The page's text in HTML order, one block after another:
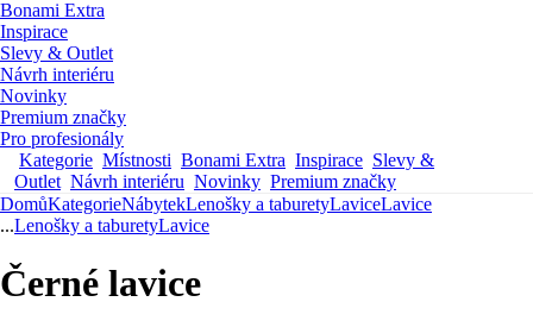
Bonami Extra
Inspirace
Slevy & Outlet
Návrh interiéru
Novinky
Premium značky
Pro profesionály
Kategorie Místnosti Bonami Extra Inspirace Slevy &
Outlet Návrh interiéru Novinky Premium značky
DomůKategorieNábytekLenošky a taburetyLaviceLavice
...Lenošky a taburetyLavice
Černé lavice